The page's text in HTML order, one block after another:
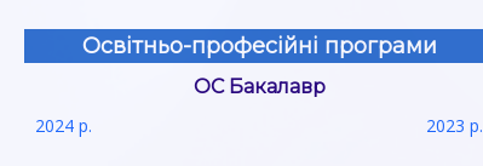
Освітньо-професійні програми
ОС Бакалавр
2024 р.
2023 р.